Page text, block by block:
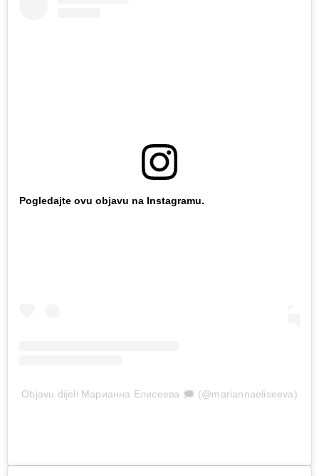
Pogledajte ovu objavu na Instagramu.
Objavu dijeli Марианна Елисеева 🗯 (@mariannaeliseeva)